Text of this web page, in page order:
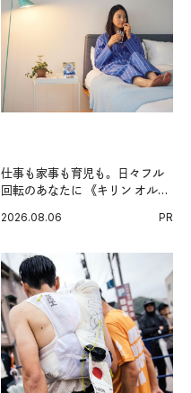
仕事も家事も育児も。日々フル
回転のあなたに 《キリン オルニ
2026.08.06 PR